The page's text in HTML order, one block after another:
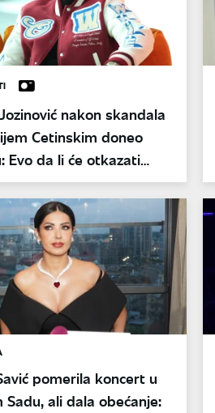
nakon skandala
Cetinskim doneo
Evo da li će otkazati
u Spensu
pomerila koncert u
Sadu, ali dala obećanje: